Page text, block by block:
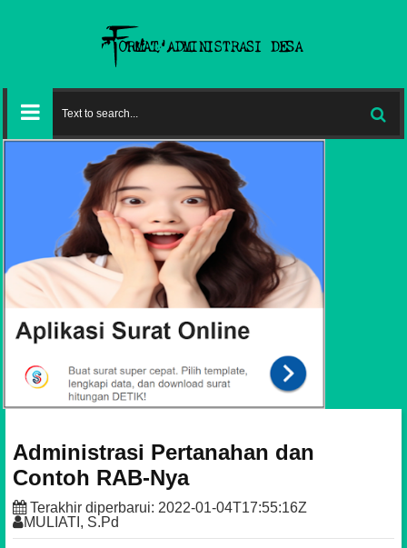
Administrasi Pertanahan dan
Contoh RAB-Nya
Terakhir diperbarui: 2022-01-04T17:55:16Z
MULIATI, S.Pd